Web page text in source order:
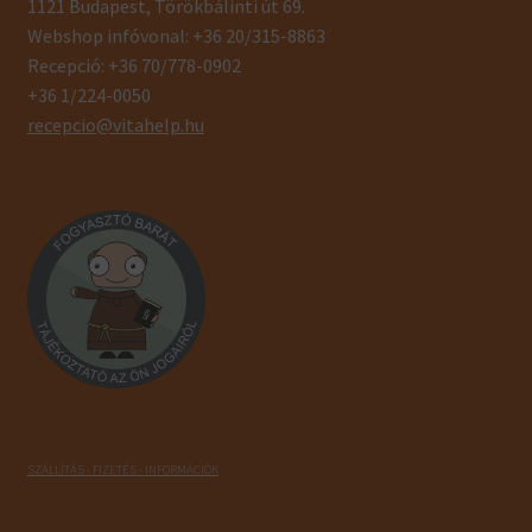
1121 Budapest, Törökbálinti út 69.
Webshop infóvonal: +36 20/315-8863
Recepció: +36 70/778-0902
+36 1/224-0050
recepcio@vitahelp.hu
SZÁLLÍTÁS - FIZETÉS - INFORMÁCIÓK